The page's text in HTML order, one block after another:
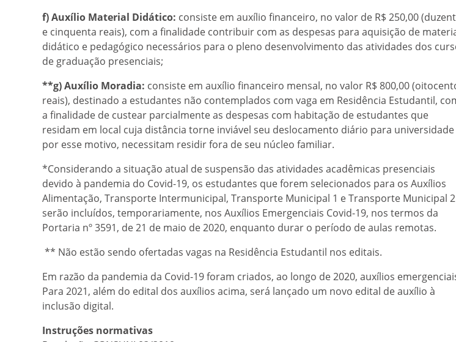
f) Auxílio Material Didático: consiste em auxílio financeiro, no valor de R$ 250,00
e cinquenta reais), com a finalidade contribuir com as despesas para aquisição de
didático e pedagógico necessários para o pleno desenvolvimento das atividades dos
de graduação presenciais;
**g) Auxílio Moradia: consiste em auxílio financeiro mensal, no valor R$ 800,00
reais), destinado a estudantes não contemplados com vaga em Residência Estudantil,
a finalidade de custear parcialmente as despesas com habitação de estudantes que
residam em local cuja distância torne inviável seu deslocamento diário para universidade
por esse motivo, necessitam residir fora de seu núcleo familiar.
*Considerando a situação atual de suspensão das atividades acadêmicas presenciais
devido à pandemia do Covid-19, os estudantes que forem selecionados para os Auxílios
Alimentação, Transporte Intermunicipal, Transporte Municipal 1 e Transporte Municipal 2
serão incluídos, temporariamente, nos Auxílios Emergenciais Covid-19, nos termos da
Portaria nº 3591, de 21 de maio de 2020, enquanto durar o período de aulas remotas.
** Não estão sendo ofertadas vagas na Residência Estudantil nos editais.
Em razão da pandemia da Covid-19 foram criados, ao longo de 2020, auxílios
Para 2021, além do edital dos auxílios acima, será lançado um novo edital de auxílio à
inclusão digital.
Instruções normativas